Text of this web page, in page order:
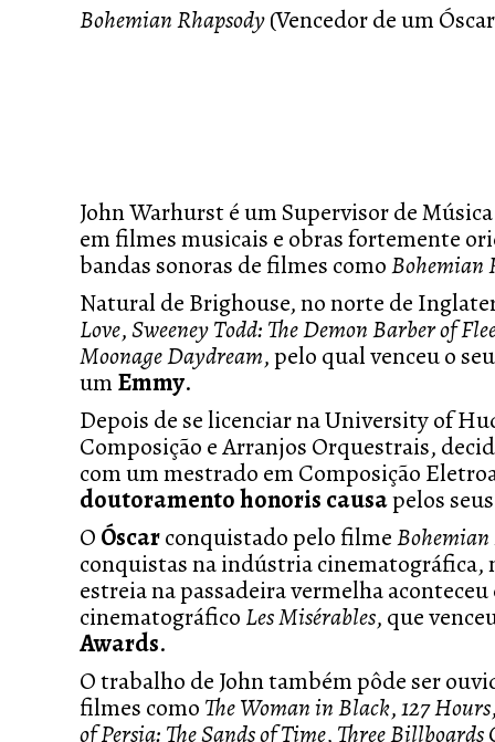
Bohemian Rhapsody(Vencedor de um
John Warhurst é um Supervisor de
em filmes musicais e obras fortemente
bandas sonoras de filmes comoBohemian
Natural de Brighouse, no norte de
Love,Sweeney Todd: The Demon Barber of
Moonage Daydream, pelo qual venceu o
um Emmy.
Depois de se licenciar na University of
Composição e Arranjos Orquestrais,
com um mestrado em Composição
doutoramento honoris causapelos
O Óscarconquistado pelo filmeBohemian
conquistas na indústria cinematográfica,
estreia na passadeira vermelha
cinematográfico Les Misérables, que
Awards.
O trabalho de John também pôde ser
filmes como The Woman in Black,127 Hours
of Persia: The Sands of Time, Three